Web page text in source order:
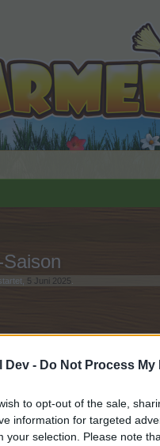
Dev - Do Not Process
to opt-out of the sale,
information for targeted
your selection. Please note
5 Juni 2025
teilnehmen oder
registriere Dich neu.